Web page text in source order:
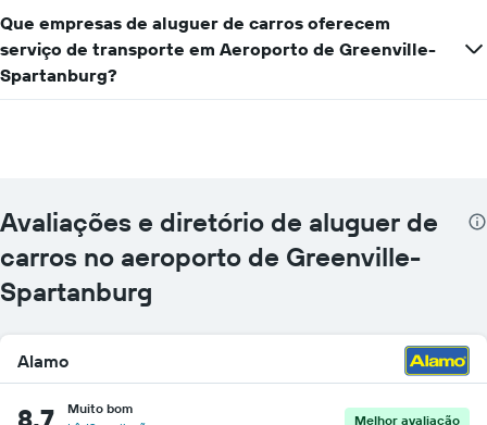
Que empresas de aluguer de carros oferecem
serviço de transporte em Aeroporto de Greenville-
Spartanburg?
Avaliações e diretório de aluguer de
carros no aeroporto de Greenville-
Spartanburg
Alamo
8,7
Muito bom
Melhor avaliação